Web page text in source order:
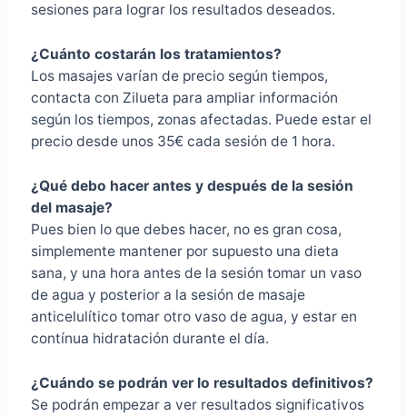
sesiones para lograr los resultados deseados.
¿Cuánto costarán los tratamientos?
Los masajes varían de precio según tiempos,
contacta con Zilueta para ampliar información
según los tiempos, zonas afectadas. Puede estar el
precio desde unos 35€ cada sesión de 1 hora.
¿Qué debo hacer antes y después de la sesión
del masaje?
Pues bien lo que debes hacer, no es gran cosa,
simplemente mantener por supuesto una dieta
sana, y una hora antes de la sesión tomar un vaso
de agua y posterior a la sesión de masaje
anticelulítico tomar otro vaso de agua, y estar en
contínua hidratación durante el día.
¿Cuándo se podrán ver lo resultados definitivos?
Se podrán empezar a ver resultados significativos